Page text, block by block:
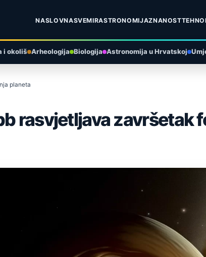
NASLOVNASVEMIRASTRONOMIJAZNANOST
i okoliš Arheologija Biologija Astronomija u Hrvatskoj
planeta
rasvjetljava završetak